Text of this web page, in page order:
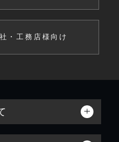
・工務店様向け